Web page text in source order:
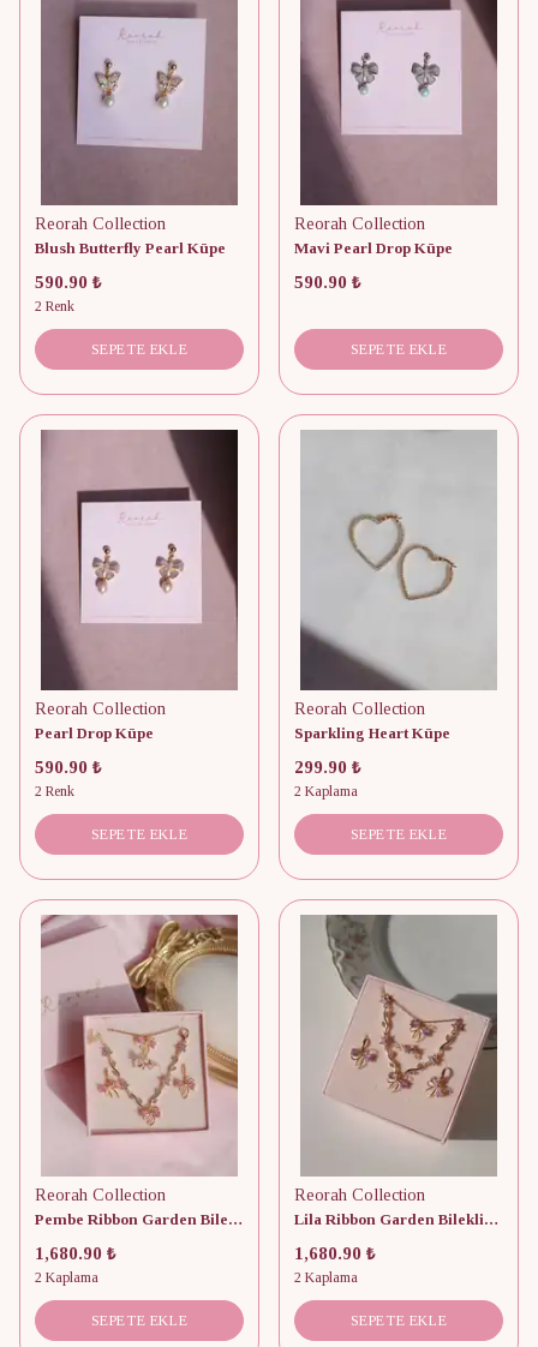
Reorah Collection
Blush Butterfly Pearl Küpe
590.90 ₺
2 Renk
SEPETE EKLE
Reorah Collection
Mavi Pearl Drop Küpe
590.90 ₺
SEPETE EKLE
Reorah Collection
Pearl Drop Küpe
590.90 ₺
2 Renk
SEPETE EKLE
Reorah Collection
Sparkling Heart Küpe
299.90 ₺
2 Kaplama
SEPETE EKLE
Reorah Collection
Pembe Ribbon Garden Bileklik, Küpe, Yüzük ve Kolye Set
1,680.90 ₺
2 Kaplama
SEPETE EKLE
Reorah Collection
Lila Ribbon Garden Bileklik, Küpe, Yüzük ve Kolye Set
1,680.90 ₺
2 Kaplama
SEPETE EKLE